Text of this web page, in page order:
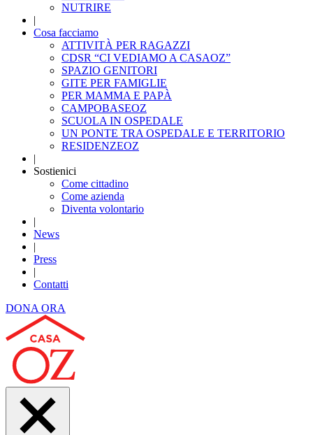
NUTRIRE
|
Cosa facciamo
ATTIVITÀ PER RAGAZZI
CDSR “CI VEDIAMO A CASAOZ”
SPAZIO GENITORI
GITE PER FAMIGLIE
PER MAMMA E PAPÀ
CAMPOBASEOZ
SCUOLA IN OSPEDALE
UN PONTE TRA OSPEDALE E TERRITORIO
RESIDENZEOZ
|
Sostienici
Come cittadino
Come azienda
Diventa volontario
|
News
|
Press
|
Contatti
DONA ORA